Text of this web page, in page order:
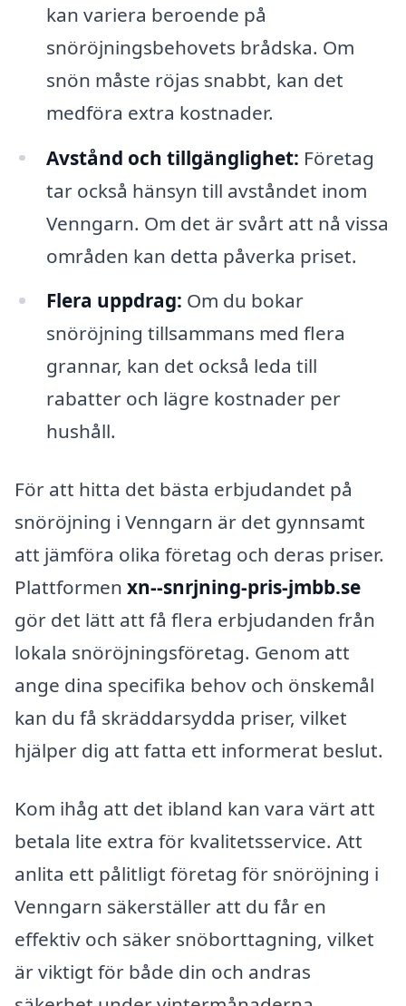
kan variera beroende på
snöröjningsbehovets brådska. Om
snön måste röjas snabbt, kan det
medföra extra kostnader.
Avstånd och tillgänglighet: Företag
tar också hänsyn till avståndet inom
Venngarn. Om det är svårt att nå vissa
områden kan detta påverka priset.
Flera uppdrag: Om du bokar
snöröjning tillsammans med flera
grannar, kan det också leda till
rabatter och lägre kostnader per
hushåll.
För att hitta det bästa erbjudandet på
snöröjning i Venngarn är det gynnsamt
att jämföra olika företag och deras priser.
Plattformen xn--snrjning-pris-jmbb.se
gör det lätt att få flera erbjudanden från
lokala snöröjningsföretag. Genom att
ange dina specifika behov och önskemål
kan du få skräddarsydda priser, vilket
hjälper dig att fatta ett informerat beslut.
Kom ihåg att det ibland kan vara värt att
betala lite extra för kvalitetsservice. Att
anlita ett pålitligt företag för snöröjning i
Venngarn säkerställer att du får en
effektiv och säker snöborttagning, vilket
är viktigt för både din och andras